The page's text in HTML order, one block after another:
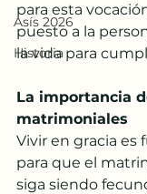
Asís 2026
Historia
para esta
puesto a la
la vida para
La importancia
matrimoniales
Vivir en gracia es
para que el
siga siendo